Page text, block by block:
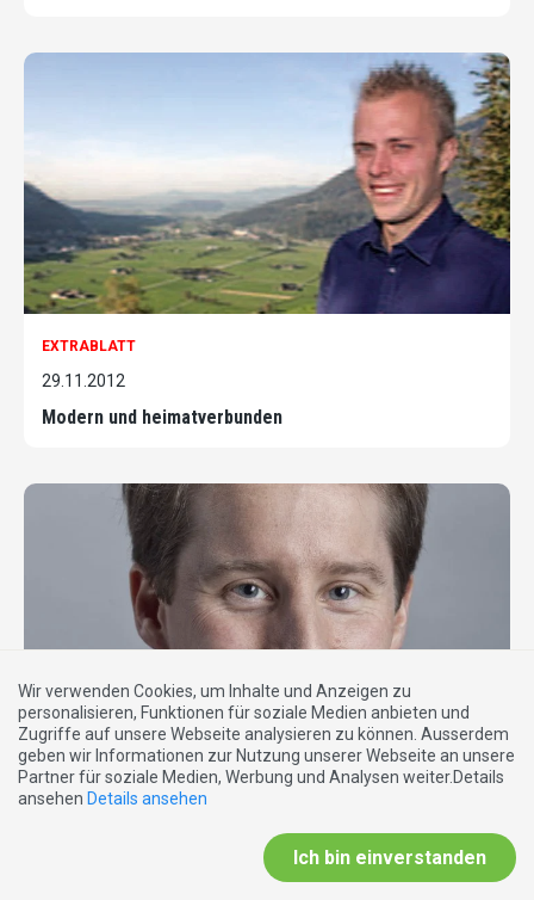
EXTRABLATT
29.11.2012
Modern und heimatverbunden
EXTRABLATT
Wir verwenden Cookies, um Inhalte und Anzeigen zu
personalisieren, Funktionen für soziale Medien anbieten und
Zugriffe auf unsere Webseite analysieren zu können. Ausserdem
geben wir Informationen zur Nutzung unserer Webseite an unsere
Partner für soziale Medien, Werbung und Analysen weiter.Details
ansehen Details ansehen
Ich bin einverstanden